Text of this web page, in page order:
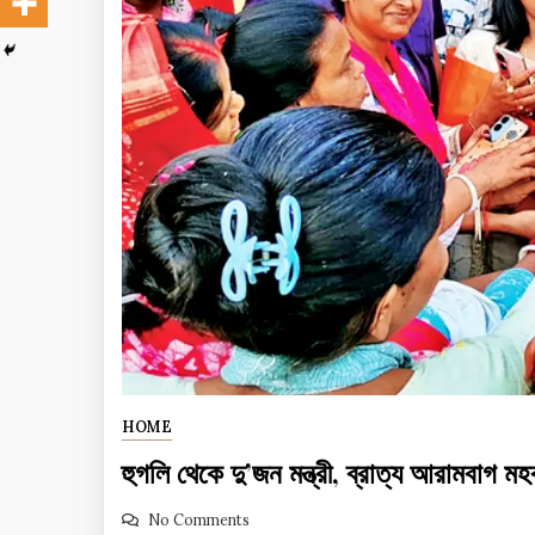
HOME
হুগলি থেকে দু’জন মন্ত্রী, ব্রাত্য আরামবাগ
No Comments